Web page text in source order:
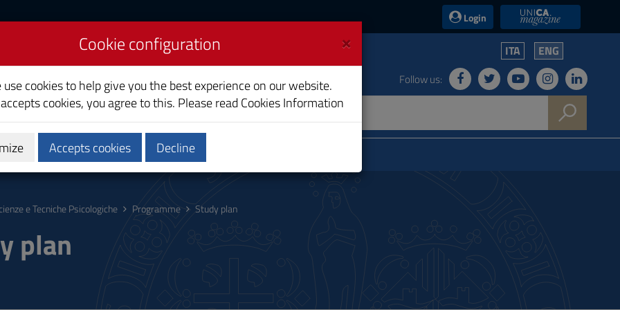
Login UniCA News
ITA ENG
Follow us:
Calendars and Timetable
e Tecniche Psicologiche Programme Study plan
plan
×
Cookie configuration
use cookies to help give you the best experience on our website.
cookies, you agree to this. Please read Cookies Information
Accepts cookies Decline